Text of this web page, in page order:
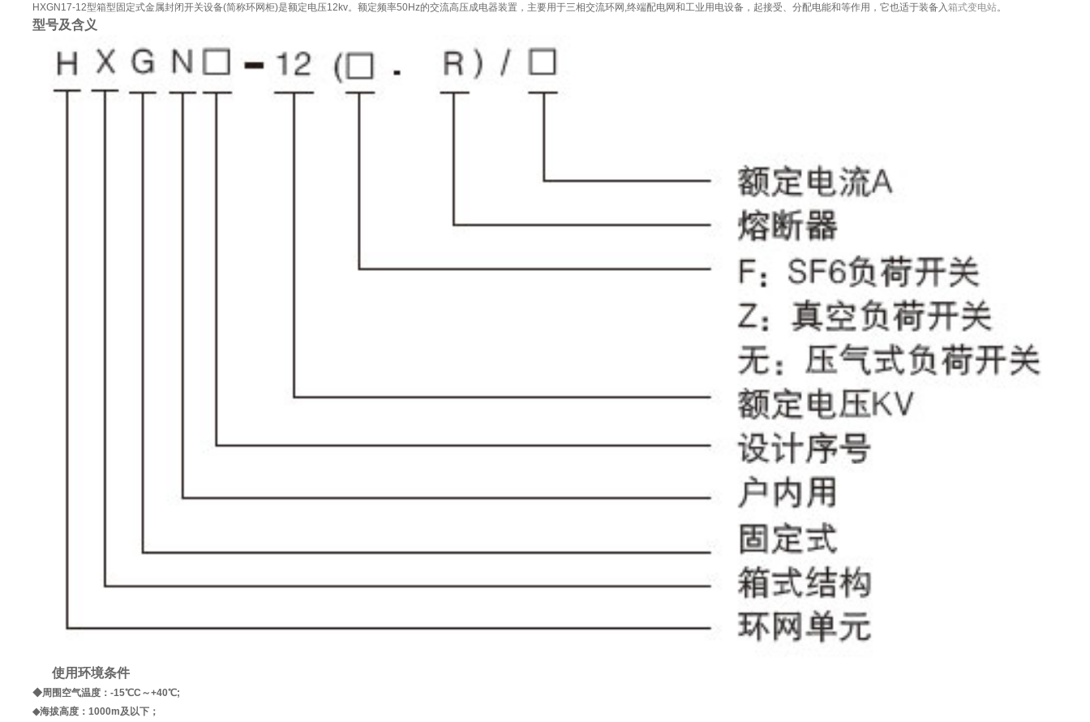
HXGN17-12型箱型固定式金属封闭开关设备(简称环网柜)是额定电压12kv。额定频率50Hz的交流高压成电器装置，主要用于三相交流环网,终端配电网和工业用电设备，起接受、分配电能和等作用，它也适于装备入箱式变电站。
型号及含义
使用环境条件
◆周围空气温度：-15℃C～+40℃;
◆海拔高度：1000m及以下；